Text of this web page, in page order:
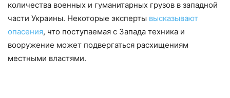
количества военных и гуманитарных грузов в западной
части Украины. Некоторые эксперты высказывают
опасения, что поступаемая с Запада техника и
вооружение может подвергаться расхищениям
местными властями.